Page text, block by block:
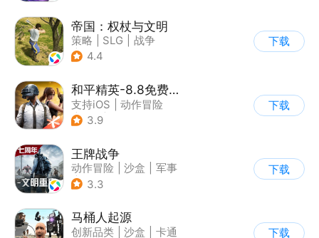
帝国：权杖与文明
策略 SLG
战争
| 自由交易
4.4
下载
和平精英-8.8免费领20连抽
支持iOS
动作冒险
| PvP
3.9
下载
王牌战争
动作冒险 沙盒
军事
| 开放世界
3.3
下载
马桶人起源
创新品类 沙盒
卡通
下载